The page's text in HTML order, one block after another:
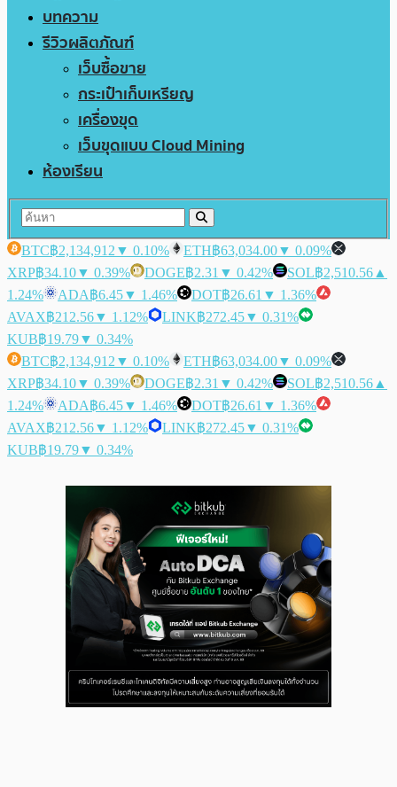
บทความ
รีวิวผลิตภัณฑ์
เว็บซื้อขาย
กระเป๋าเก็บเหรียญ
เครื่องขุด
เว็บขุดแบบ Cloud Mining
ห้องเรียน
BTC฿2,134,912 ▼ 0.10% ETH฿63,034.00▼ 0.09%
XRP฿34.10▼ 0.39% DOGE฿2.31 ▼ 0.42% SOL฿2,510.56 ▲
1.24%
ADA฿6.45▼ 1.46% DOT฿26.61 ▼ 1.36%
AVAX฿212.56▼ 1.12% LINK฿272.45▼ 0.31%
KUB฿19.79▼ 0.34%
BTC฿2,134,912 ▼ 0.10% ETH฿63,034.00▼ 0.09%
XRP฿34.10▼ 0.39% DOGE฿2.31 ▼ 0.42% SOL฿2,510.56 ▲
1.24%
ADA฿6.45▼ 1.46% DOT฿26.61 ▼ 1.36%
AVAX฿212.56▼ 1.12% LINK฿272.45▼ 0.31%
KUB฿19.79▼ 0.34%